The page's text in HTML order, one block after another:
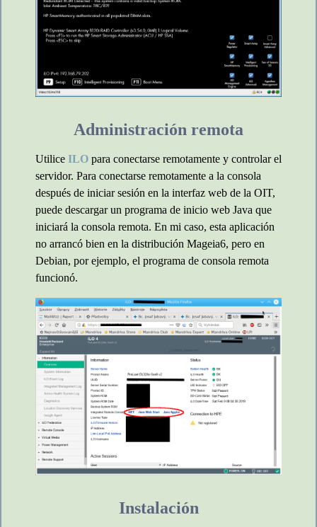
Administración remota
Utilice ILO para conectarse remotamente y controlar el
servidor. Para conectarse remotamente a la consola
después de iniciar sesión en la interfaz web de la OIT,
puede descargar un programa de inicio web Java que
iniciará la consola remota. En mi caso, esta aplicación
no arrancó bien en la distribución Mageia6, pero en
Debian, por ejemplo, el programa de consola remota
funcionó.
Instalación